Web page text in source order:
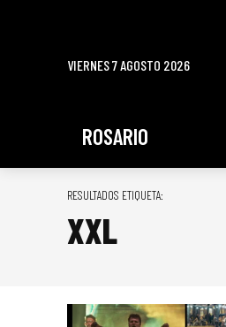
VIERNES 7 AGOSTO 2026
ROSARIO
RESULTADOS ETIQUETA:
XXL